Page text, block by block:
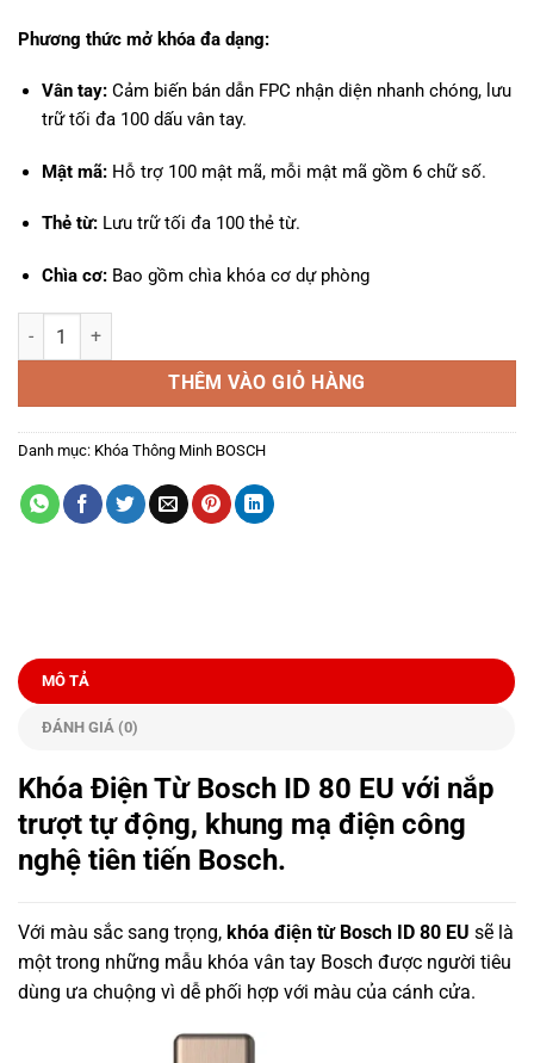
Phương thức mở khóa đa dạng:
Vân tay: Cảm biến bán dẫn FPC nhận diện nhanh chóng, lưu
trữ tối đa 100 dấu vân tay.
Mật mã: Hỗ trợ 100 mật mã, mỗi mật mã gồm 6 chữ số.
Thẻ từ: Lưu trữ tối đa 100 thẻ từ.
Chìa cơ: Bao gồm chìa khóa cơ dự phòng
Khóa Điện Tử Bosch ID80-EU số lượng
THÊM VÀO GIỎ HÀNG
Danh mục: Khóa Thông Minh BOSCH
MÔ TẢ
ĐÁNH GIÁ (0)
Khóa Điện Từ Bosch ID 80 EU với nắp
trượt tự động, khung mạ điện công
nghệ tiên tiến Bosch.
Với màu sắc sang trọng, khóa điện từ Bosch ID 80 EU sẽ là
một trong những mẫu khóa vân tay Bosch được người tiêu
dùng ưa chuộng vì dễ phối hợp với màu của cánh cửa.